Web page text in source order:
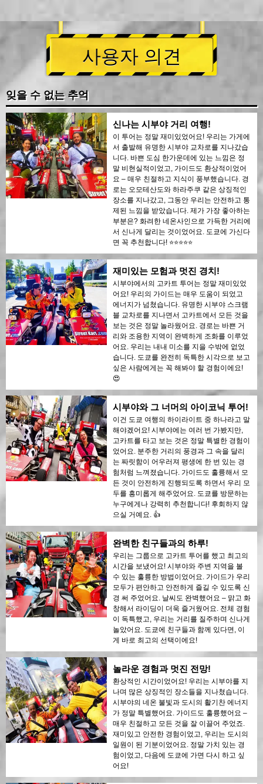
사용자 의견
잊을 수 없는 추억
신나는 시부야 거리 여행!
이 투어는 정말 재미있었어요! 우리는 가게에
서 출발해 유명한 시부야 교차로를 지나갔습
니다. 바쁜 도심 한가운데에 있는 느낌은 정
말 비현실적이었고, 가이드도 환상적이었어
요 – 매우 친절하고 지식이 풍부했습니다. 경
로는 오모테산도와 하라주쿠 같은 상징적인
장소를 지나갔고, 그동안 우리는 안전하고 통
제된 느낌을 받았습니다. 제가 가장 좋아하는
부분은? 화려한 네온사인으로 가득한 거리에
서 신나게 달리는 것이었어요. 도쿄에 가신다
면 꼭 추천합니다! ⭐️⭐️⭐️⭐️⭐️
재미있는 모험과 멋진 경치!
시부야에서의 고카트 투어는 정말 재미있었
어요! 우리의 가이드는 매우 도움이 되었고
에너지가 넘쳤습니다. 유명한 시부야 스크램
블 교차로를 지나면서 고카트에서 모든 것을
보는 것은 정말 놀라웠어요. 경로는 바쁜 거
리와 조용한 지역이 완벽하게 조화를 이루었
어요. 우리는 내내 미소를 지을 수밖에 없었
습니다. 도쿄를 완전히 독특한 시각으로 보고
싶은 사람에게는 꼭 해봐야 할 경험이에요!
😍
시부야와 그 너머의 아이코닉 투어!
이건 도쿄 여행의 하이라이트 중 하나라고 말
해야겠어요! 시부야에는 여러 번 가봤지만,
고카트를 타고 보는 것은 정말 특별한 경험이
었어요. 분주한 거리의 풍경과 그 속을 달리
는 짜릿함이 어우러져 평생에 한 번 있는 경
험처럼 느껴졌습니다. 가이드도 훌륭해서 모
든 것이 안전하게 진행되도록 하면서 우리 모
두를 흥미롭게 해주었어요. 도쿄를 방문하는
누구에게나 강력히 추천합니다! 후회하지 않
으실 거예요. 👍
완벽한 친구들과의 하루!
우리는 그룹으로 고카트 투어를 했고 최고의
시간을 보냈어요! 시부야와 주변 지역을 볼
수 있는 훌륭한 방법이었어요. 가이드가 우리
모두가 편안하고 안전하게 즐길 수 있도록 신
경 써 주었어요. 날씨도 완벽했어요 – 맑고 화
창해서 라이딩이 더욱 즐거웠어요. 전체 경험
이 독특했고, 우리는 거리를 질주하며 신나게
놀았어요. 도쿄에 친구들과 함께 있다면, 이
게 바로 최고의 선택이에요!
놀라운 경험과 멋진 전망!
환상적인 시간이었어요! 우리는 시부야를 지
나며 많은 상징적인 장소들을 지나쳤습니다.
시부야의 네온 불빛과 도시의 활기찬 에너지
가 정말 특별했어요. 가이드도 훌륭했어요 –
매우 친절하고 모든 것을 잘 이끌어 주었죠.
재미있고 안전한 경험이었고, 우리는 도시의
일원이 된 기분이었어요. 정말 가치 있는 경
험이었고, 다음에 도쿄에 가면 다시 하고 싶
어요!